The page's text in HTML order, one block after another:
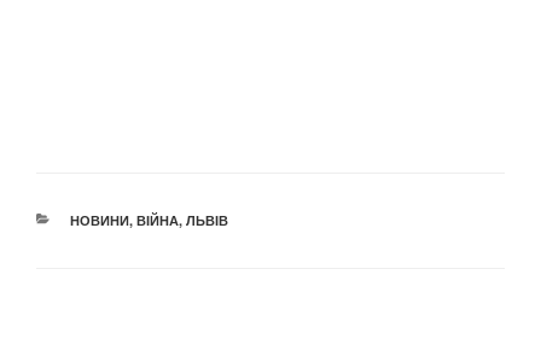
КАТЕГОРІЇ
НОВИНИ, ВІЙНА, ЛЬВІВ